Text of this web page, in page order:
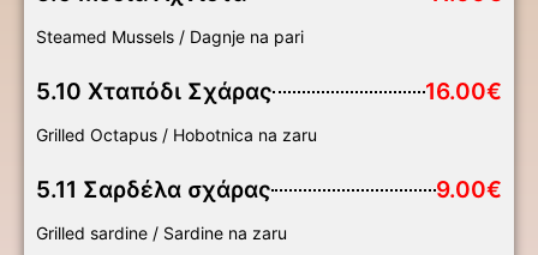
Steamed Mussels / Dagnje na pari
5.10 Χταπόδι Σχάρας 16.00€
Grilled Octapus / Hobotnica na zaru
5.11 Σαρδέλα σχάρας 9.00€
Grilled sardine / Sardine na zaru